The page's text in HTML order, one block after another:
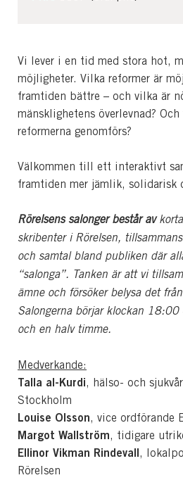
Vi lever i en tid med stora hot,
möjligheter. Vilka reformer är
framtiden bättre – och vilka är
mänsklighetens överlevnad?
reformerna genomförs?
Välkommen till ett interaktivt
framtiden mer jämlik, solidarisk
Rörelsens salonger består av
skribenter i Rörelsen,
och samtal bland publiken där
“salonga”. Tanken är att vi
ämne och försöker belysa det
Salongerna börjar klockan 18:00
och en halv timme.
Medverkande:
Talla al-Kurdi, hälso- och
Stockholm
Louise Olsson, vice ordförande
Margot Wallström, tidigare
Ellinor Vikman Rindevall,
Rörelsen